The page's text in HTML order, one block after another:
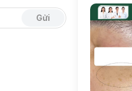
Gửi